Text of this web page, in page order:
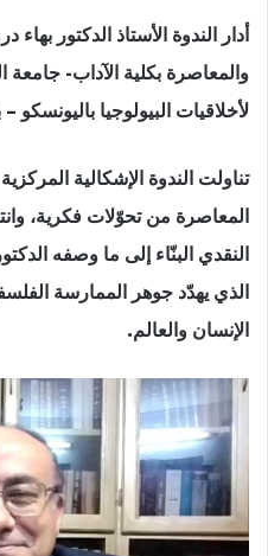
أدار الندوة الأستاذ الدكتور
والمعاصرة بكلية الآداب- جامعة
لأخلاقيات البيولوجيا
تناولت الندوة الإشكالية
المعاصرة من تحوّلات فكرية،
النقدي البنّاء إلى ما وصفه
الذي يهدّد جوهر الممارسة
الإنسان والعالم.